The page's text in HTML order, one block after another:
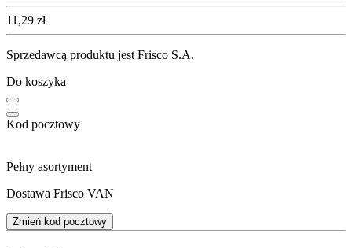
Cena
11,29 zł
Sprzedawcą produktu jest Frisco S.A.
Do koszyka
Kod pocztowy
Pełny asortyment
Dostawa Frisco VAN
Zmień kod pocztowy